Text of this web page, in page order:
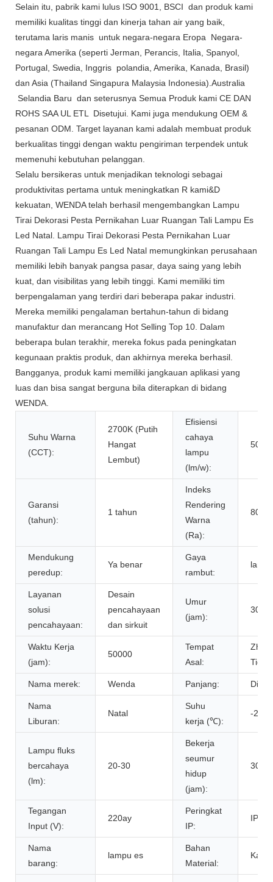
Selain itu, pabrik kami lulus ISO 9001, BSCI dan produk kami
memiliki kualitas tinggi dan kinerja tahan air yang baik,
terutama laris manis untuk negara-negara Eropa Negara-
negara Amerika (seperti Jerman, Perancis, Italia, Spanyol,
Portugal, Swedia, Inggris polandia, Amerika, Kanada, Brasil)
dan Asia (Thailand Singapura Malaysia Indonesia).Australia
Selandia Baru dan seterusnya Semua Produk kami CE DAN
ROHS SAA UL ETL Disetujui. Kami juga mendukung OEM &
pesanan ODM. Target layanan kami adalah membuat produk
berkualitas tinggi dengan waktu pengiriman terpendek untuk
memenuhi kebutuhan pelanggan.
Selalu bersikeras untuk menjadikan teknologi sebagai
produktivitas pertama untuk meningkatkan R kami&D
kekuatan, WENDA telah berhasil mengembangkan Lampu
Tirai Dekorasi Pesta Pernikahan Luar Ruangan Tali Lampu Es
Led Natal. Lampu Tirai Dekorasi Pesta Pernikahan Luar
Ruangan Tali Lampu Es Led Natal memungkinkan perusahaan
memiliki lebih banyak pangsa pasar, daya saing yang lebih
kuat, dan visibilitas yang lebih tinggi. Kami memiliki tim
berpengalaman yang terdiri dari beberapa pakar industri.
Mereka memiliki pengalaman bertahun-tahun di bidang
manufaktur dan merancang Hot Selling Top 10. Dalam
beberapa bulan terakhir, mereka fokus pada peningkatan
kegunaan praktis produk, dan akhirnya mereka berhasil.
Bangganya, produk kami memiliki jangkauan aplikasi yang
luas dan bisa sangat berguna bila diterapkan di bidang
WENDA.
Suhu Warna
(CCT):
2700K (Putih
Hangat
Lembut)
Efisiensi
cahaya
lampu
(lm/w):
50
Garansi
(tahun):
1 tahun
Indeks
Rendering
Warna
(Ra):
80
Mendukung
peredup:
Ya benar
Gaya
rambut:
Layanan
solusi
pencahayaan:
Desain
pencahayaan
dan sirkuit
Umur
(jam):
Waktu Kerja
(jam):
50000
Tempat
Asal:
Nama merek: Wenda Panjang:
Nama
Liburan:
Natal
Suhu
kerja (℃):
-25-
Lampu fluks
bercahaya
(lm):
20-30
Bekerja
seumur
hidup
(jam):
Tegangan
Input (V):
220ay
Peringkat
IP:
Nama
barang:
lampu es
Bahan
Material: